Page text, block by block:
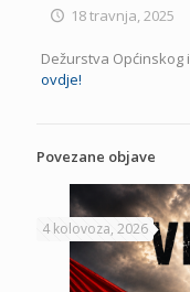
18 travnja, 2025
Dežurstva
ovdje!
Povezane objave
4 kolovoza, 2026